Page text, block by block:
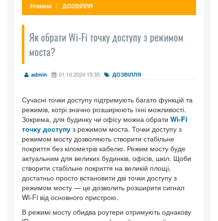
Новини ДОЗВІЛЛЯ
Як обрати Wi-Fi точку доступу з режимом
моста?
admin 01.10.2024 15:35 ДОЗВІЛЛЯ
Сучасні точки доступу підтримують багато функцій та
режимів, котрі значно розширюють їхні можливості.
Зокрема, для будинку чи офісу можна обрати Wi-Fi
точку доступу з режимом моста. Точки доступу з
режимом мосту дозволяють створити стабільне
покриття без кілометрів кабелю. Режим мосту буде
актуальним для великих будинків, офісів, шкіл. Щоби
створити стабільне покриття на великій площі,
достатньо просто встановити дві точки доступу з
режимом мосту — це дозволить розширити сигнал
Wi-Fi від основного пристрою.
В режимі мосту обидва роутери отримують однакову